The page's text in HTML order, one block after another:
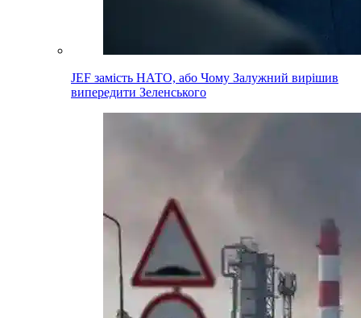
JEF замість НАТО, або Чому Залужний вирішив
випередити Зеленського